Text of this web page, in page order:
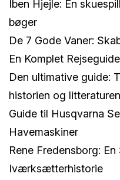
Iben Hjejle: En
bøger
De 7 Gode Vaner:
En Komplet
Den ultimative guide:
historien og litteraturen
Guide til Husqvarna
Havemaskiner
Rene Fredensborg:
Iværksætterhistorie